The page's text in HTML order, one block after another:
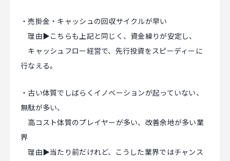
・売掛金・キャッシュの回収サイクルが早い
理由▶こちらも上記と同じく、資金繰りが安定し、
キャッシュフロー経営で、先行投資をスピーディーに
行なえる。
・古い体質でしばらくイノベーションが起っていない、
無駄が多い、
高コスト体質のプレイヤーが多い、改善余地が多い業
界
理由▶当たり前だけれど、こうした業界ではチャンス